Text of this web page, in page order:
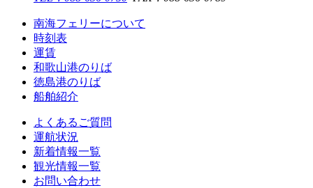
南海フェリーについて
時刻表
運賃
和歌山港のりば
徳島港のりば
船舶紹介
よくあるご質問
運航状況
新着情報一覧
観光情報一覧
お問い合わせ